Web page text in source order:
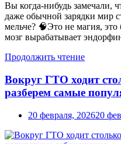
Вы когда-нибудь замечали,
даже обычной зарядки мир
мельче? 🧠Это не магия,
мозг вырабатывает
Продолжить чтение
Вокруг ГТО ходит
разберем самые
20 февраля, 202620